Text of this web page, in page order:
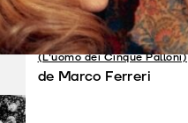
Break-Up
(L'uomo dei Cinque Palloni)
de Marco Ferreri